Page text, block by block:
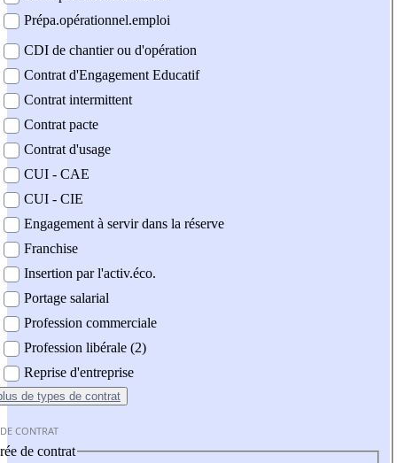
Prépa.opérationnel.emploi
CDI de chantier ou d'opération
Contrat d'Engagement Educatif
Contrat intermittent
Contrat pacte
Contrat d'usage
CUI - CAE
CUI - CIE
Engagement à servir dans la réserve
Franchise
Insertion par l'activ.éco.
Portage salarial
Profession commerciale
Profession libérale (2)
Reprise d'entreprise
de types de contrat
CONTRAT
de contrat